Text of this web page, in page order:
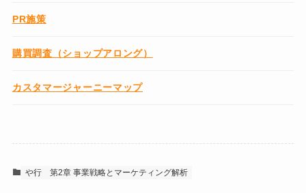
PR施策
購買調査（ショップアロング）
カスタマージャーニーマップ
や行 第2章 事業戦略とマーケティング解析